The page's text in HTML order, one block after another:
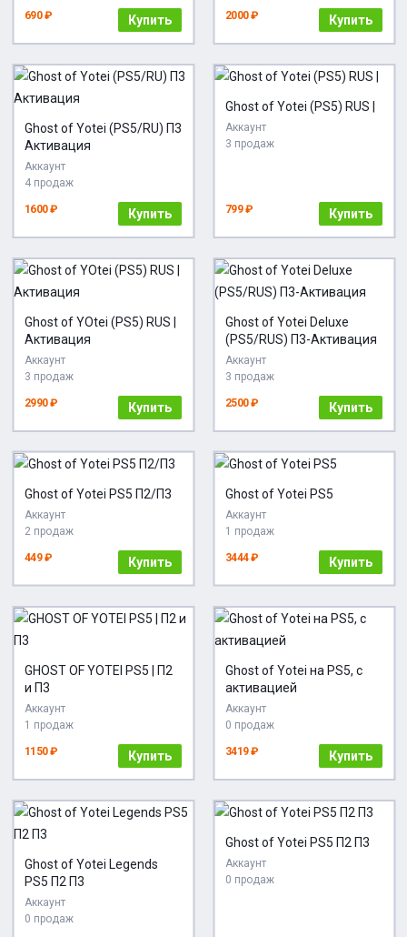
690 ₽ Купить 2000 ₽ Купить
Ghost of Yotei (PS5/RU) П3
Активация
Аккаунт
4 продаж
1600 ₽ Купить
Ghost of Yotei (PS5) RUS |
Аккаунт
3 продаж
799 ₽ Купить
Ghost of YOtei (PS5) RUS |
Активация
Аккаунт
3 продаж
2990 ₽ Купить
Ghost of Yotei Deluxe
(PS5/RUS) П3-Активация
Аккаунт
3 продаж
2500 ₽ Купить
Ghost of Yotei PS5 П2/П3
Аккаунт
2 продаж
449 ₽ Купить
Ghost of Yotei PS5
Аккаунт
1 продаж
3444 ₽ Купить
GHOST OF YOTEI PS5 | П2
и П3
Аккаунт
1 продаж
1150 ₽ Купить
Ghost of Yotei на PS5, с
активацией
Аккаунт
0 продаж
3419 ₽ Купить
Ghost of Yotei Legends
PS5 П2 П3
Аккаунт
0 продаж
Ghost of Yotei PS5 П2 П3
Аккаунт
0 продаж